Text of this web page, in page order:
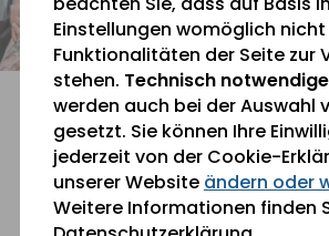
Einstellungen womöglich
Funktionalitäten der Seite zur
stehen. Technisch
werden auch bei der Auswahl
gesetzt. Sie können Ihre
jederzeit von der Cookie-
unserer Website ändern oder
Weitere Informationen finden
Sie befinden sich gerade hier: